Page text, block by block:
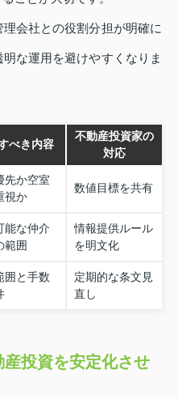
会社との役割分担が明確に
な運用を避けやすくなりま
べき内容
不動産投資家の
対応
先か空室
視か
数値目標を共有
能な仲介
範囲
情報提供ルール
を明文化
囲と手数
定期的な条文見
直し
投資を安定化させ